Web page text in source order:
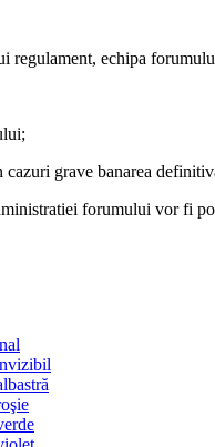
regulament, echipa
cazuri grave banarea
forumului vor fi